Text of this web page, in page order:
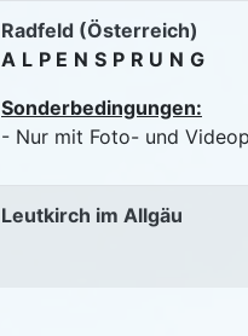
Radfeld (Österreich)
ALPENSPRUNG
Sonderbedingungen:
- Nur mit Foto- und
Leutkirch im Allgäu